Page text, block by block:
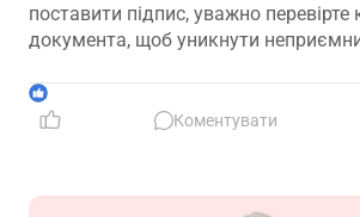
поставити підпис, уважно
документа, щоб уникнути
1
Коментувати